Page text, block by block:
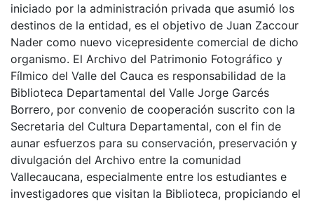
iniciado por la administración privada que asumió los
destinos de la entidad, es el objetivo de Juan Zaccour
Nader como nuevo vicepresidente comercial de dicho
organismo. El Archivo del Patrimonio Fotográfico y
Fílmico del Valle del Cauca es responsabilidad de la
Biblioteca Departamental del Valle Jorge Garcés
Borrero, por convenio de cooperación suscrito con la
Secretaria del Cultura Departamental, con el fin de
aunar esfuerzos para su conservación, preservación y
divulgación del Archivo entre la comunidad
Vallecaucana, especialmente entre los estudiantes e
investigadores que visitan la Biblioteca, propiciando el